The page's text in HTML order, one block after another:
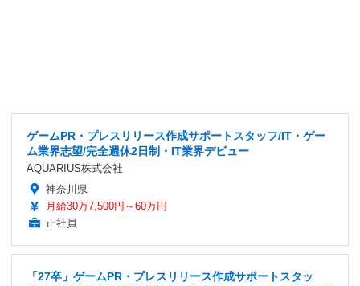
ゲームPR・プレスリリース作成サポートスタッフ/IT・ゲー
ム業界志望/完全週休2日制・IT業界デビュー
AQUARIUS株式会社
神奈川県
月給30万7,500円～60万円
正社員
「27卒」ゲームPR・プレスリリース作成サポートスタッ